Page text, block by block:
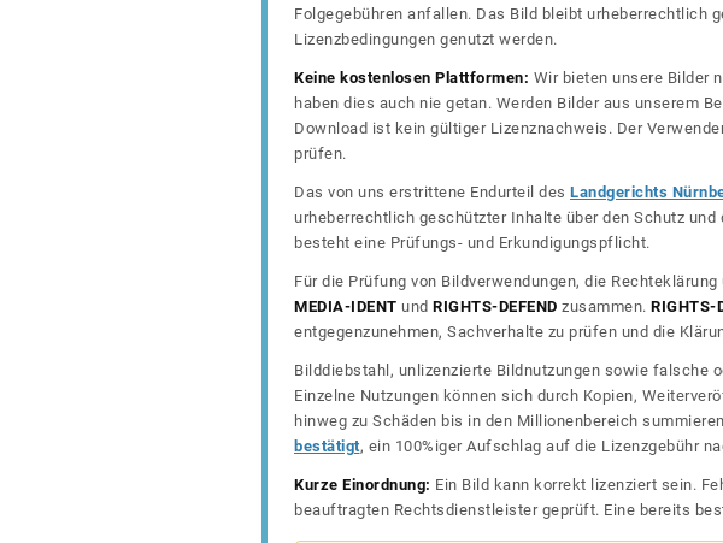
Folgegebühren anfallen. Das Bild bleibt urheberrechtlich
Lizenzbedingungen genutzt werden.
Keine kostenlosen Plattformen: Wir bieten unsere Bilder
haben dies auch nie getan. Werden Bilder aus unserem
Download ist kein gültiger Lizenznachweis. Der
prüfen.
Das von uns erstrittene Endurteil des Landgerichts
urheberrechtlich geschützter Inhalte über den Schutz
besteht eine Prüfungs- und Erkundigungspflicht.
Für die Prüfung von Bildverwendungen, die
MEDIA-IDENT und RIGHTS-DEFEND zusammen.
entgegenzunehmen, Sachverhalte zu prüfen und die
Bilddiebstahl, unlizenzierte Bildnutzungen sowie falsche
Einzelne Nutzungen können sich durch Kopien,
hinweg zu Schäden bis in den Millionenbereich
bestätigt, ein 100%iger Aufschlag auf die Lizenzgebühr
Kurze Einordnung: Ein Bild kann korrekt lizenziert sein.
beauftragten Rechtsdienstleister geprüft. Eine bereits